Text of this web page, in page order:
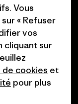
Plan du site
Vous
« Refuser
vos
cliquant sur
cookies et
pour plus